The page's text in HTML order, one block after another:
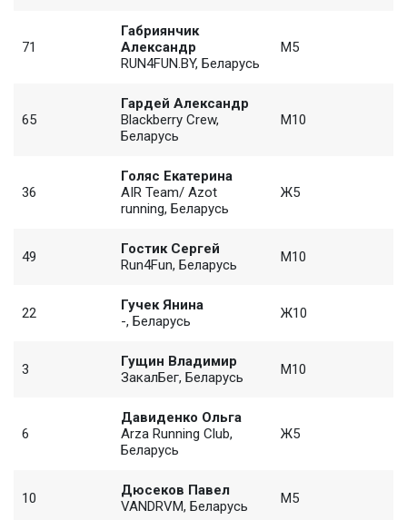
71
Габриянчик
Александр
RUN4FUN.BY, Беларусь
M5
65
Гардей Александр
Blackberry Crew,
Беларусь
M10
36
Голяс Екатерина
AIR Team/ Azot
running, Беларусь
Ж5
49
Гостик Сергей
Run4Fun, Беларусь
M10
22
Гучек Янина
-, Беларусь
Ж10
3
Гущин Владимир
ЗакалБег, Беларусь
M10
6
Давиденко Ольга
Arza Running Club,
Беларусь
Ж5
10
Дюсеков Павел
VANDRVM, Беларусь
M5